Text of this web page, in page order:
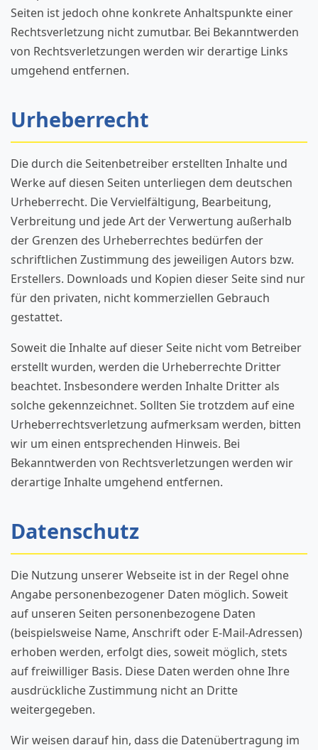
Seiten ist jedoch ohne konkrete Anhaltspunkte einer
Rechtsverletzung nicht zumutbar. Bei Bekanntwerden
von Rechtsverletzungen werden wir derartige Links
umgehend entfernen.
Urheberrecht
Die durch die Seitenbetreiber erstellten Inhalte und
Werke auf diesen Seiten unterliegen dem deutschen
Urheberrecht. Die Vervielfältigung, Bearbeitung,
Verbreitung und jede Art der Verwertung außerhalb
der Grenzen des Urheberrechtes bedürfen der
schriftlichen Zustimmung des jeweiligen Autors bzw.
Erstellers. Downloads und Kopien dieser Seite sind nur
für den privaten, nicht kommerziellen Gebrauch
gestattet.
Soweit die Inhalte auf dieser Seite nicht vom Betreiber
erstellt wurden, werden die Urheberrechte Dritter
beachtet. Insbesondere werden Inhalte Dritter als
solche gekennzeichnet. Sollten Sie trotzdem auf eine
Urheberrechtsverletzung aufmerksam werden, bitten
wir um einen entsprechenden Hinweis. Bei
Bekanntwerden von Rechtsverletzungen werden wir
derartige Inhalte umgehend entfernen.
Datenschutz
Die Nutzung unserer Webseite ist in der Regel ohne
Angabe personenbezogener Daten möglich. Soweit
auf unseren Seiten personenbezogene Daten
(beispielsweise Name, Anschrift oder E-Mail-Adressen)
erhoben werden, erfolgt dies, soweit möglich, stets
auf freiwilliger Basis. Diese Daten werden ohne Ihre
ausdrückliche Zustimmung nicht an Dritte
weitergegeben.
Wir weisen darauf hin, dass die Datenübertragung im